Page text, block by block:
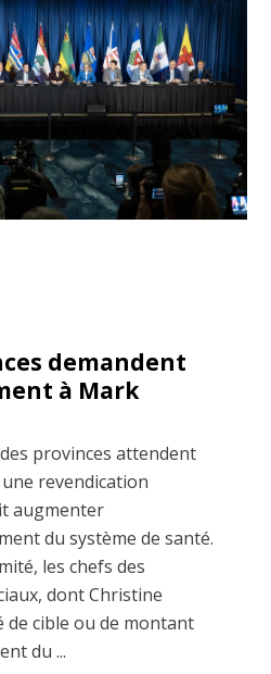
demandent
à Mark
provinces attendent
revendication
augmenter
du système de santé.
les chefs des
dont Christine
de cible ou de montant
du ...